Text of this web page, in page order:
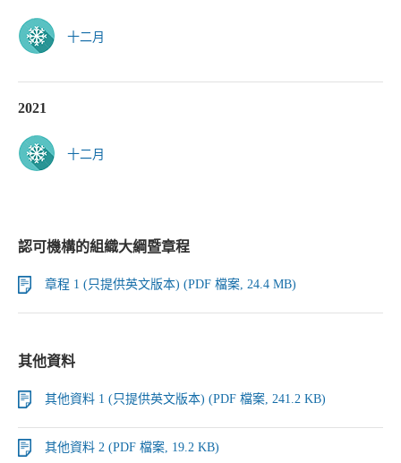
十二月
2021
十二月
認可機構的組織大綱暨章程
章程 1 (只提供英文版本) (PDF 檔案, 24.4 MB)
其他資料
其他資料 1 (只提供英文版本) (PDF 檔案, 241.2 KB)
其他資料 2 (PDF 檔案, 19.2 KB)